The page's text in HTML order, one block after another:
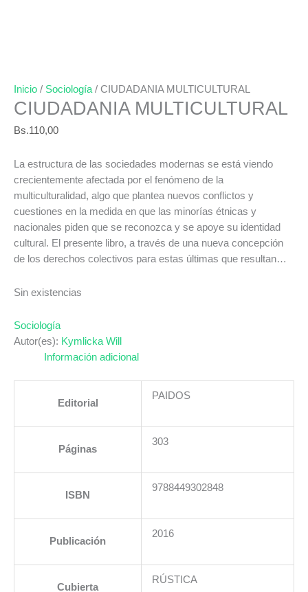
Inicio / Sociología / CIUDADANIA MULTICULTURAL
CIUDADANIA MULTICULTURAL
Bs.110,00
La estructura de las sociedades modernas se está viendo
crecientemente afectada por el fenómeno de la
multiculturalidad, algo que plantea nuevos conflictos y
cuestiones en la medida en que las minorías étnicas y
nacionales piden que se reconozca y se apoye su identidad
cultural. El presente libro, a través de una nueva concepción
de los derechos colectivos para estas últimas que resultan…
Sin existencias
Sociología
Autor(es): Kymlicka Will
Información adicional
Editorial
PAIDOS
Páginas
303
ISBN
9788449302848
Publicación
2016
Cubierta
RÚSTICA